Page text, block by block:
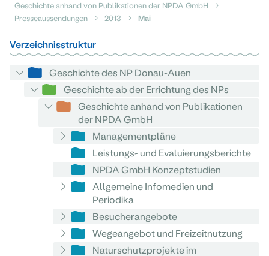
Geschichte anhand von Publikationen der NPDA GmbH
Presseaussendungen
2013 Mai
Verzeichnisstruktur
Geschichte des NP Donau-Auen
Geschichte ab der Errichtung des NPs
Geschichte anhand von Publikationen
der NPDA GmbH
Managementpläne
Leistungs- und Evaluierungsberichte
NPDA GmbH Konzeptstudien
Allgemeine Infomedien und
Periodika
Besucherangebote
Wegeangebot und Freizeitnutzung
Naturschutzprojekte im